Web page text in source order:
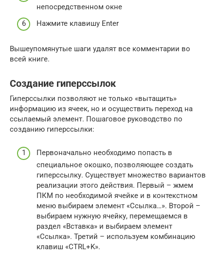
непосредственном окне
Нажмите клавишу Enter
Вышеупомянутые шаги удалят все комментарии во
всей книге.
Создание гиперссылок
Гиперссылки позволяют не только «вытащить»
информацию из ячеек, но и осуществить переход на
ссылаемый элемент. Пошаговое руководство по
созданию гиперссылки:
Первоначально необходимо попасть в
специальное окошко, позволяющее создать
гиперссылку. Существует множество вариантов
реализации этого действия. Первый – жмем
ПКМ по необходимой ячейке и в контекстном
меню выбираем элемент «Ссылка…». Второй –
выбираем нужную ячейку, перемещаемся в
раздел «Вставка» и выбираем элемент
«Ссылка». Третий – используем комбинацию
клавиш «CTRL+K».